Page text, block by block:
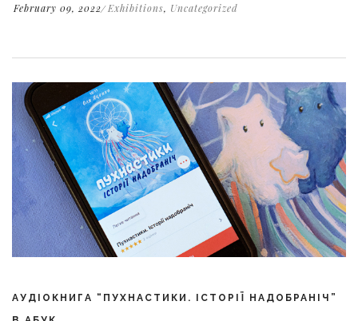
February 09, 2022 Exhibitions, Uncategorized
АУДІОКНИГА “ПУХНАСТИКИ. ІСТОРІЇ НАДОБРАНІЧ”